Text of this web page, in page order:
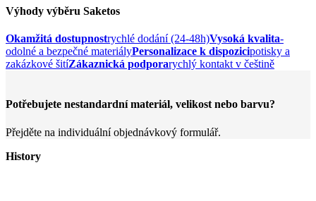
Výhody výběru Saketos
Okamžitá dostupnostrychlé dodání (24-48h)Vysoká kvalita-
odolné a bezpečné materiályPersonalizace k dispozicipotisky a
zakázkové šitíZákaznická podporarychlý kontakt v češtině
Potřebujete nestandardní materiál, velikost nebo barvu?
Přejděte na individuální objednávkový formulář.
History